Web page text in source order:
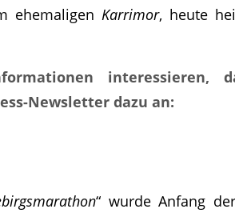
ehemaligen Karrimor, heute
interessieren,
Newsletter dazu an:
“ wurde Anfang